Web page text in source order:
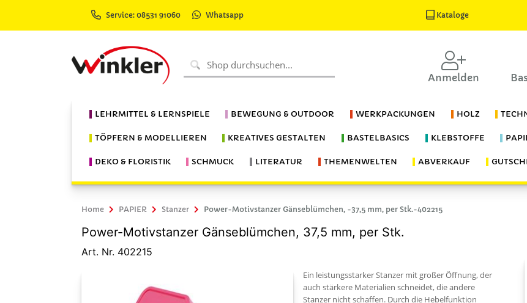
Service: 08531 91060 Whatsapp Kataloge
Anmelden
LEHRMITTEL & LERNSPIELE BEWEGUNG & OUTDOOR WERKPACKUNGEN HOLZ
TÖPFERN & MODELLIEREN KREATIVES GESTALTEN BASTELBASICS KLEBSTOFFE
DEKO & FLORISTIK SCHMUCK LITERATUR THEMENWELTEN ABVERKAUF
Home PAPIER Stanzer Power-Motivstanzer Gänseblümchen, -37,5 mm, per Stk.-402215
Power-Motivstanzer Gänseblümchen, 37,5 mm, per Stk.
Art. Nr. 402215
Ein leistungsstarker Stanzer mit großer Öffnung, der
auch stärkere Materialien schneidet, die andere
Stanzer nicht schaffen. Durch die Hebelfunktion